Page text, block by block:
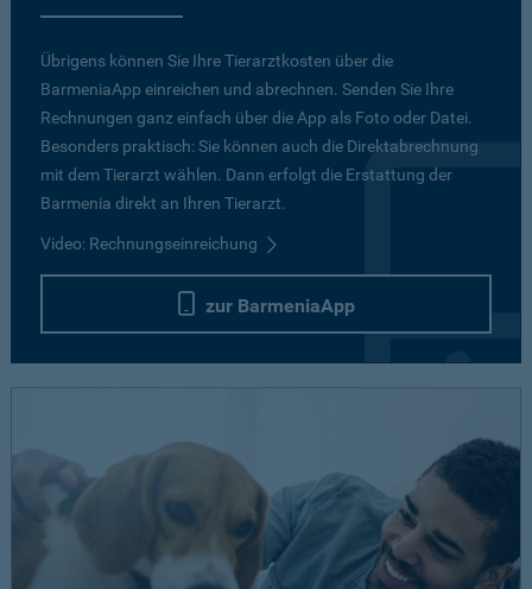
Übrigens können Sie Ihre Tierarztkosten über die
BarmeniaApp einreichen und abrechnen. Senden Sie Ihre
Rechnungen ganz einfach über die App als Foto oder Datei.
Besonders praktisch: Sie können auch die Direktabrechnung
mit dem Tierarzt wählen. Dann erfolgt die Erstattung der
Barmenia direkt an Ihren Tierarzt.
Video: Rechnungseinreichung
zur BarmeniaApp